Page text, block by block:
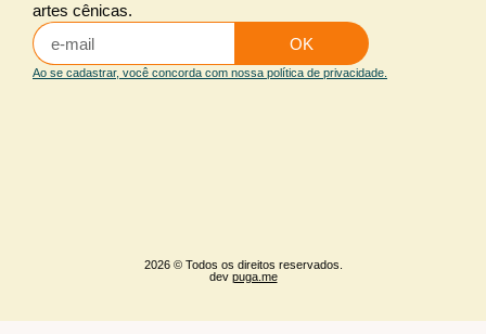
2026 © Todos os direitos reservados.
dev puga.me
artes cênicas.
OK
Ao se cadastrar, você concorda com nossa política de privacidade.